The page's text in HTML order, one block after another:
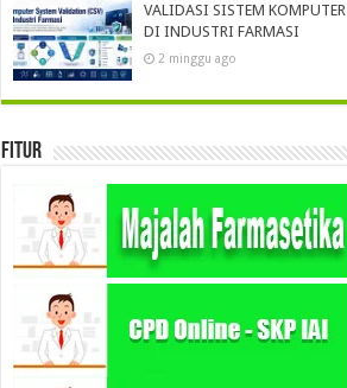
VALIDASI SISTEM KOMPUTER
DI INDUSTRI FARMASI
2 minggu ago
Fitur